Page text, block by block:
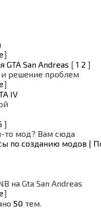
]
San Andreas [ 1 2 ]
решение проблем
]
IV
]
то мод? Вам сюда
по созданию модов |
на Gta San Andreas
]
50 тем.